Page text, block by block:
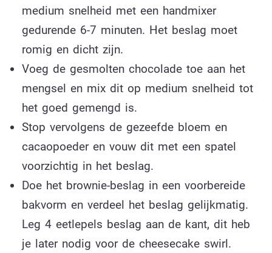
medium snelheid met een handmixer
gedurende 6-7 minuten. Het beslag moet
romig en dicht zijn.
Voeg de gesmolten chocolade toe aan het
mengsel en mix dit op medium snelheid tot
het goed gemengd is.
Stop vervolgens de gezeefde bloem en
cacaopoeder en vouw dit met een spatel
voorzichtig in het beslag.
Doe het brownie-beslag in een voorbereide
bakvorm en verdeel het beslag gelijkmatig.
Leg 4 eetlepels beslag aan de kant, dit heb
je later nodig voor de cheesecake swirl.